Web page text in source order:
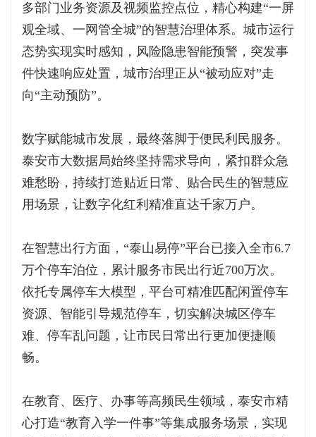
多部门业务资源及视频监控点位，精心构建“一屏
观全域、一网管全城”的智慧治理体系。城市运行
态势实现实时感知，风险隐患智能预警，突发事
件快速响应处置，城市治理正从“被动应对”走
向“主动预防”。
数字赋能城市发展，最终落脚于便民利民服务。
泰安市大数据局始终坚持需求导向，紧扣群众急
难愁盼，持续打造贴近日常、贴合民生的智慧应
用场景，让数字化红利精准直达千家万户。
在智慧出行方面，“泰山易停”平台已接入全市6.7
万个停车泊位，累计服务市民出行近700万次。
依托专属停车大模型，平台可精准匹配闲置停车
资源、智能引导规范停车，切实解决城区停车
难、停车乱问题，让市民日常出行更加便捷顺
畅。
在教育、医疗、办事等高频民生领域，泰安市精
心打造“教育入学一件事”等集成服务场景，实现